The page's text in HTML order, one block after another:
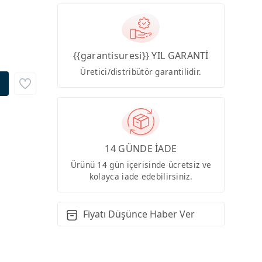
{{garantisuresi}} YIL GARANTİ
Üretici/distribütör garantilidir.
14 GÜNDE İADE
Ürünü 14 gün içerisinde ücretsiz ve
kolayca iade edebilirsiniz.
Fiyatı Düşünce Haber Ver